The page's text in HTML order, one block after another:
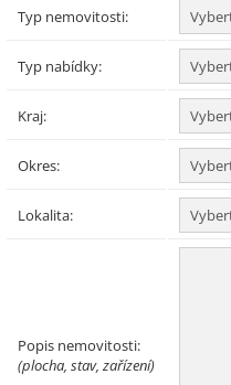
Typ nemovitosti:
Typ nabídky:
Kraj:
Okres:
Lokalita:
Popis nemovitosti:
(plocha, stav, zařízení)